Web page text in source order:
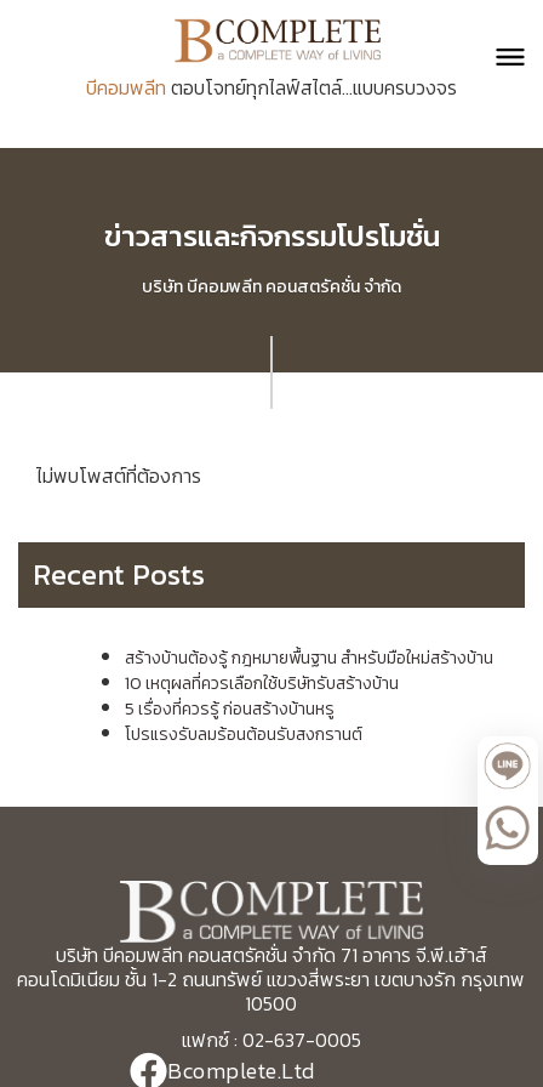
บีคอมพลีท ตอบโจทย์ทุกไลฟ์สไตล์...แบบครบวงจร
ข่าวสารและกิจกรรมโปรโมชั่น
บริษัท บีคอมพลีท คอนสตรัคชั่น จำกัด
ไม่พบโพสต์ที่ต้องการ
Recent Posts
สร้างบ้านต้องรู้ กฎหมายพื้นฐาน สำหรับมือใหม่สร้างบ้าน
10 เหตุผลที่ควรเลือกใช้บริษัทรับสร้างบ้าน
5 เรื่องที่ควรรู้ ก่อนสร้างบ้านหรู
โปรแรงรับลมร้อนต้อนรับสงกรานต์
บริษัท บีคอมพลีท คอนสตรัคชั่น จำกัด 71 อาคาร จี.พี.เฮ้าส์
คอนโดมิเนียม ชั้น 1-2 ถนนทรัพย์ แขวงสี่พระยา เขตบางรัก กรุงเทพ
10500
แฟกซ์ : 02-637-0005
Bcomplete.Ltd